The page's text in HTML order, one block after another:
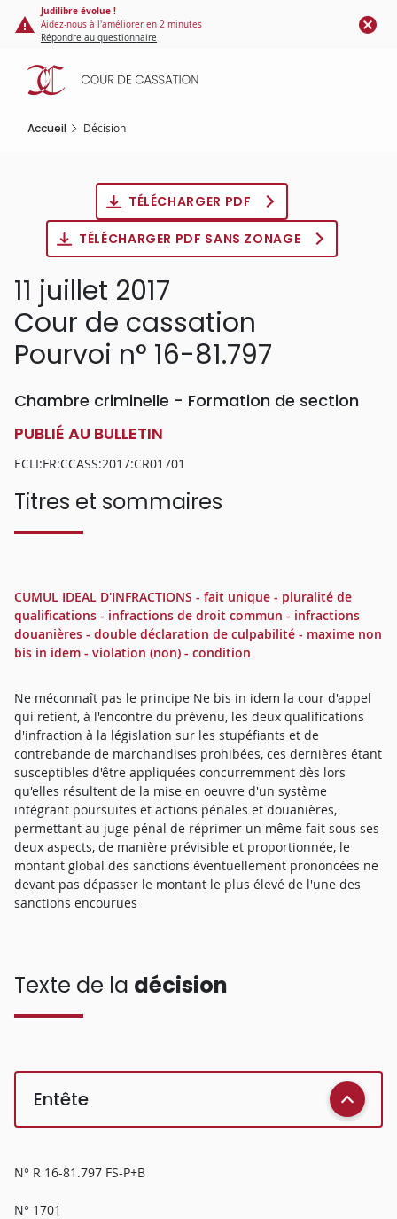
Panneau de gestion des cookies
contenu
principal
Judilibre évolue !
Aidez-nous à l'améliorer en 2 minutes
Répondre au questionnaire
Accueil Décision
TÉLÉCHARGER PDF
TÉLÉCHARGER PDF SANS ZONAGE
11 juillet 2017
Cour de cassation
Pourvoi n° 16-81.797
Chambre criminelle - Formation de section
PUBLIÉ AU BULLETIN
ECLI:FR:CCASS:2017:CR01701
Titres et sommaires
CUMUL IDEAL D'INFRACTIONS - fait unique - pluralité de
qualifications - infractions de droit commun - infractions
douanières - double déclaration de culpabilité - maxime non
bis in idem - violation (non) - condition
Ne méconnaît pas le principe Ne bis in idem la cour d'appel
qui retient, à l'encontre du prévenu, les deux qualifications
d'infraction à la législation sur les stupéfiants et de
contrebande de marchandises prohibées, ces dernières étant
susceptibles d'être appliquées concurremment dès lors
qu'elles résultent de la mise en oeuvre d'un système
intégrant poursuites et actions pénales et douanières,
permettant au juge pénal de réprimer un même fait sous ses
deux aspects, de manière prévisible et proportionnée, le
montant global des sanctions éventuellement prononcées ne
devant pas dépasser le montant le plus élevé de l'une des
sanctions encourues
Texte de la décision
Entête
N° R 16-81.797 FS-P+B
N° 1701